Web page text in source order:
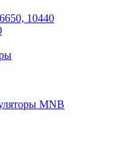
10440
MNB